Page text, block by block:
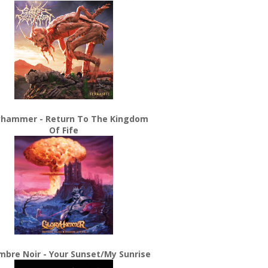
- Return To The Kingdom
Of Fife
Noir - Your Sunset/My Sunrise